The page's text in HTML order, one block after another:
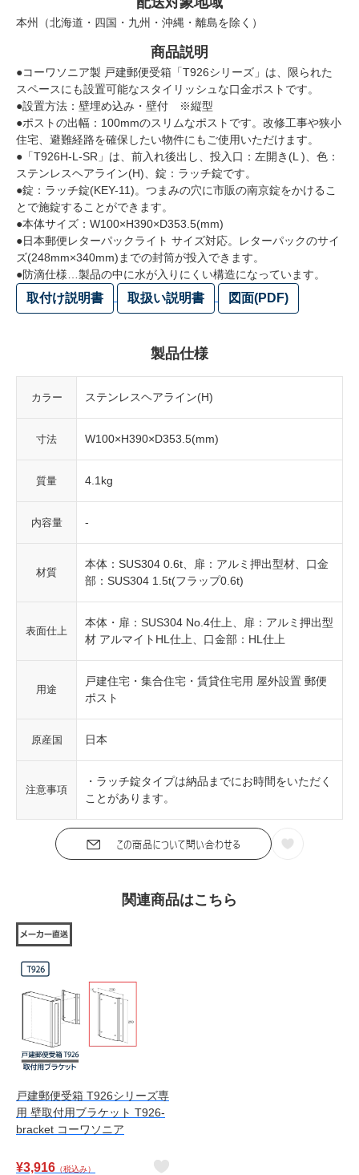
本州（北海道・四国・九州・沖縄・離島を除く）
商品説明
●コーワソニア製 戸建郵便受箱「T926シリーズ」は、限られた
スペースにも設置可能なスタイリッシュな口金ポストです。
●設置方法：壁埋め込み・壁付 ※縦型
●ポストの出幅：100mmのスリムなポストです。改修工事や狭小
住宅、避難経路を確保したい物件にもご使用いただけます。
●「T926H-L-SR」は、前入れ後出し、投入口：左開き(L )、色：
ステンレスヘアライン(H)、錠：ラッチ錠です。
●錠：ラッチ錠(KEY-11)。つまみの穴に市販の南京錠をかけるこ
とで施錠することができます。
●本体サイズ：W100×H390×D353.5(mm)
●日本郵便レターパックライト サイズ対応。レターパックのサイ
ズ(248mm×340mm)までの封筒が投入できます。
●防滴仕様…製品の中に水が入りにくい構造になっています。
取付け説明書 取扱い説明書 図面(PDF)
製品仕様
カラー ステンレスヘアライン(H)
寸法 W100×H390×D353.5(mm)
質量 4.1kg
内容量 -
材質
本体：SUS304 0.6t、扉：アルミ押出型材、口金
部：SUS304 1.5t(フラップ0.6t)
表面仕上
本体・扉：SUS304 No.4仕上、扉：アルミ押出型
材 アルマイトHL仕上、口金部：HL仕上
用途
戸建住宅・集合住宅・賃貸住宅用 屋外設置 郵便
ポスト
原産国 日本
注意事項
・ラッチ錠タイプは納品までにお時間をいただく
ことがあります。
関連商品はこちら
戸建郵便受箱 T926シリーズ専
用 壁取付用ブラケット T926-
bracket コーワソニア
¥3,916 （税込み）